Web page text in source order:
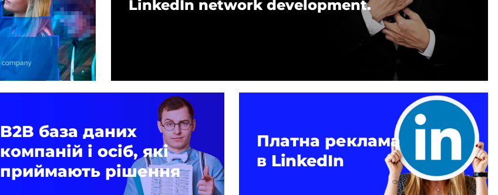
LinkedIn network development.
B2B база даних
компаній і осіб, які
приймають рішення
Платна реклама
в LinkedIn